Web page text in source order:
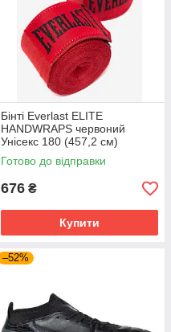
Бінті Everlast ELITE
HANDWRAPS червоний
Унісекс 180 (457,2 см)
P00003325
Готово до відправки
676 ₴
Купити
–52%